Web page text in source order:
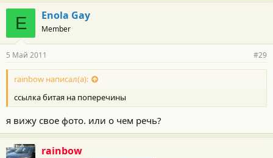
E Enola Gay
Member
5 Май 2011 #29
rainbow написал(а):
ссылка битая на поперечины
я вижу свое фото. или о чем речь?
rainbow